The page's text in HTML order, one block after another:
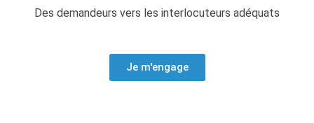
Des demandeurs vers les interlocuteurs adéquats
Je m'engage